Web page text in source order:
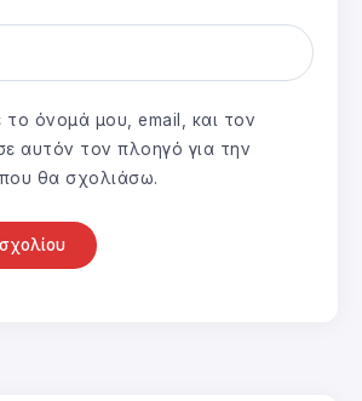
το όνομά μου, email, και τον
αυτόν τον πλοηγό για την
θα σχολιάσω.